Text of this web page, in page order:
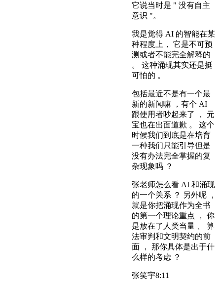
它说当时是 " 没有自主
意识 "。
我是觉得 AI 的智能在某
种程度上， 它是不可预
测或者不能完全解释的
。 这种涌现其实还是挺
可怕的 。
包括最近不是有一个最
新的新闻嘛 ，有个 AI
跟使用者吵起来了 ， 元
宝也在出面道歉 。 这个
时候我们到底是在培育
一种我们只能引导但是
没有办法完全掌握的复
杂现象吗 ？
张老师怎么看 AI 和涌现
的一个关系 ？ 另外呢 ，
就是你把涌现作为全书
的第一个理论重点 ， 你
是放在了人类当量 、 算
法审判和文明契约的前
面 ， 那你具体是出于什
么样的考虑 ？
张笑宇8:11